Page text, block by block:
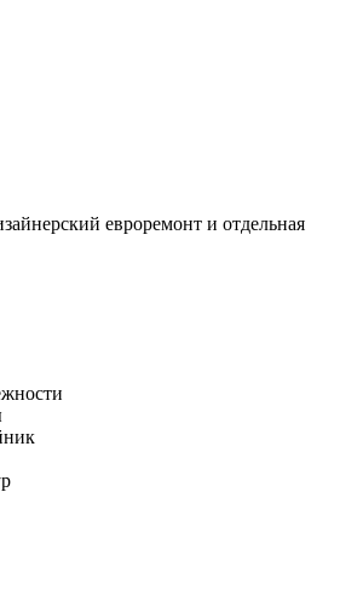
евроремонт и отдельная